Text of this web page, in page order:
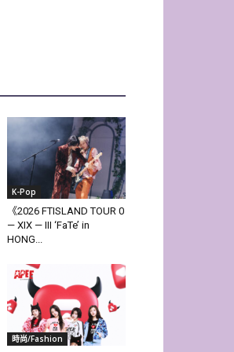
K-Pop
《2026 FTISLAND TOUR 0
— XIX — III ‘FaTe’ in
HONG...
時尚/Fashion